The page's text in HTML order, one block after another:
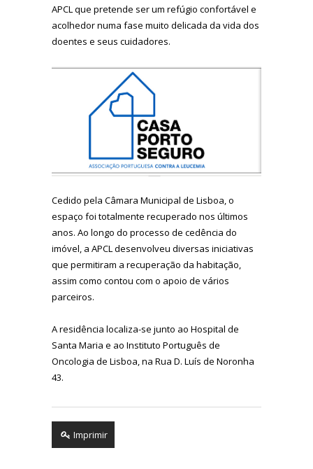
APCL que pretende ser um refúgio confortável e
acolhedor numa fase muito delicada da vida dos
doentes e seus cuidadores.
Cedido pela Câmara Municipal de Lisboa, o
espaço foi totalmente recuperado nos últimos
anos. Ao longo do processo de cedência do
imóvel, a APCL desenvolveu diversas iniciativas
que permitiram a recuperação da habitação,
assim como contou com o apoio de vários
parceiros.
A residência localiza-se junto ao Hospital de
Santa Maria e ao Instituto Português de
Oncologia de Lisboa, na Rua D. Luís de Noronha
43.
Imprimir